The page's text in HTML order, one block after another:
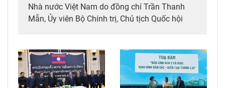
Nhà nước Việt Nam do đồng chí Trần Thanh
Mẫn, Ủy viên Bộ Chính trị, Chủ tịch Quốc hội
trị, Chủ tịch Quốc hội Lào.